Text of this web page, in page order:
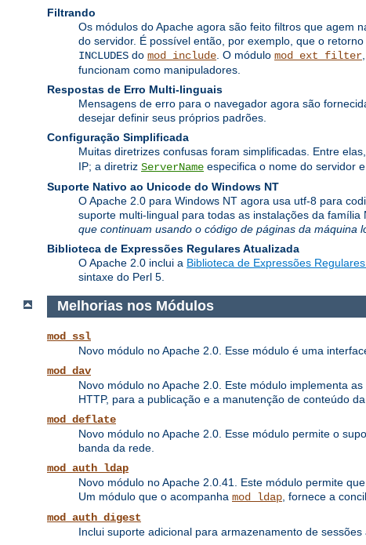
Filtrando
Os módulos do Apache agora são feito filtros que agem
do servidor. É possível então, por exemplo, que o
INCLUDES do mod_include . O módulo mod_ext_filter
funcionam como manipuladores.
Respostas de Erro Multi-linguais
Mensagens de erro para o navegador agora são
desejar definir seus próprios padrões.
Configuração Simplificada
Muitas diretrizes confusas foram simplificadas. Entre elas,
IP; a diretriz ServerName especifica o nome do servidor
Suporte Nativo ao Unicode do Windows NT
O Apache 2.0 para Windows NT agora usa utf-8 para
suporte multi-lingual para todas as instalações da família
que continuam usando o código de páginas da máquina
Biblioteca de Expressões Regulares Atualizada
O Apache 2.0 inclui a Biblioteca de Expressões
sintaxe do Perl 5.
Melhorias nos Módulos
mod_ssl
Novo módulo no Apache 2.0. Esse módulo é uma
mod_dav
Novo módulo no Apache 2.0. Este módulo implementa
HTTP, para a publicação e a manutenção de conteúdo da
mod_deflate
Novo módulo no Apache 2.0. Esse módulo permite o
banda da rede.
mod_auth_ldap
Novo módulo no Apache 2.0.41. Este módulo permite
Um módulo que o acompanha mod_ldap , fornece a
mod_auth_digest
Inclui suporte adicional para armazenamento de